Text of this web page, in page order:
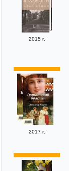
2015 г.
2017 г.